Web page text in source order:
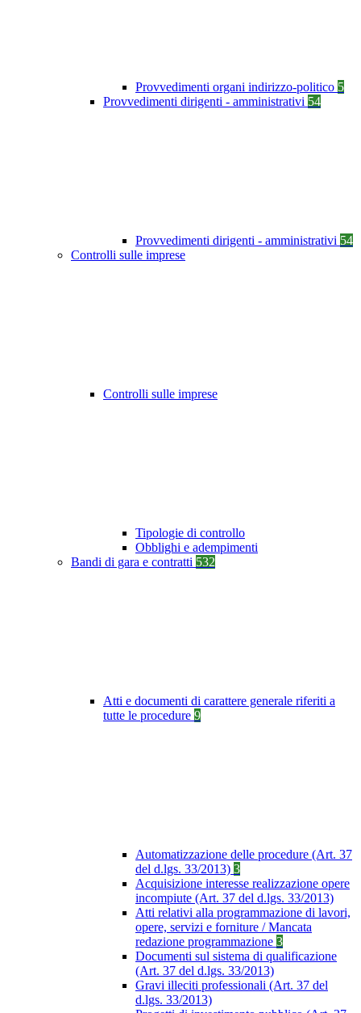
Provvedimenti organi indirizzo-politico 5
Provvedimenti dirigenti - amministrativi 54
Provvedimenti dirigenti - amministrativi 54
Controlli sulle imprese
Controlli sulle imprese
Tipologie di controllo
Obblighi e adempimenti
Bandi di gara e contratti 532
Atti e documenti di carattere generale riferiti a
tutte le procedure 9
Automatizzazione delle procedure (Art. 37
del d.lgs. 33/2013) 3
Acquisizione interesse realizzazione opere
incompiute (Art. 37 del d.lgs. 33/2013)
Atti relativi alla programmazione di lavori,
opere, servizi e forniture / Mancata
redazione programmazione 3
Documenti sul sistema di qualificazione
(Art. 37 del d.lgs. 33/2013)
Gravi illeciti professionali (Art. 37 del
d.lgs. 33/2013)